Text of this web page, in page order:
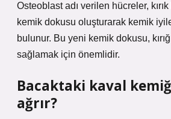
Osteoblast adı verilen hücreler,
kemik dokusu oluşturarak kemik
bulunur. Bu yeni kemik dokusu,
sağlamak için önemlidir.
Bacaktaki kaval
ağrır?